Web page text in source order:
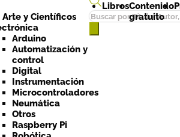
Búsqueda
de
Arte y Científicos
Arduino
Automatización y
control
Digital
Instrumentación
Microcontroladores
Neumática
Otros
Raspberry Pi
LibrosContenido
gratuito